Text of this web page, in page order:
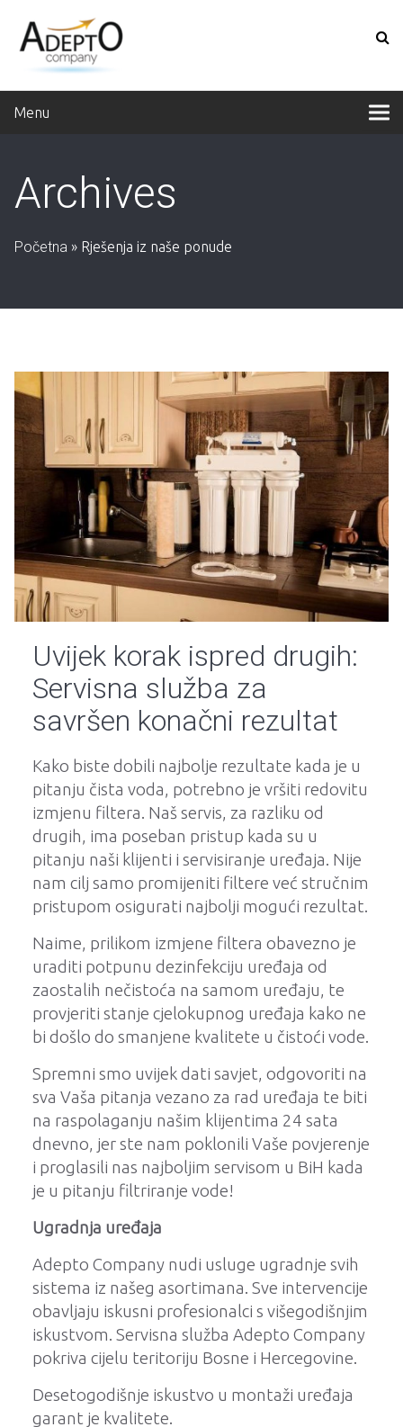
Menu
Archives
Početna » Rješenja iz naše ponude
Uvijek korak ispred drugih:
Servisna služba za
savršen konačni rezultat
Kako biste dobili najbolje rezultate kada je u
pitanju čista voda, potrebno je vršiti redovitu
izmjenu filtera. Naš servis, za razliku od
drugih, ima poseban pristup kada su u
pitanju naši klijenti i servisiranje uređaja. Nije
nam cilj samo promijeniti filtere već stručnim
pristupom osigurati najbolji mogući rezultat.
Naime, prilikom izmjene filtera obavezno je
uraditi potpunu dezinfekciju uređaja od
zaostalih nečistoća na samom uređaju, te
provjeriti stanje cjelokupnog uređaja kako ne
bi došlo do smanjene kvalitete u čistoći vode.
Spremni smo uvijek dati savjet, odgovoriti na
sva Vaša pitanja vezano za rad uređaja te biti
na raspolaganju našim klijentima 24 sata
dnevno, jer ste nam poklonili Vaše povjerenje
i proglasili nas najboljim servisom u BiH kada
je u pitanju filtriranje vode!
Ugradnja uređaja
Adepto Company nudi usluge ugradnje svih
sistema iz našeg asortimana. Sve intervencije
obavljaju iskusni profesionalci s višegodišnjim
iskustvom. Servisna služba Adepto Company
pokriva cijelu teritoriju Bosne i Hercegovine.
Desetogodišnje iskustvo u montaži uređaja
garant je kvalitete.